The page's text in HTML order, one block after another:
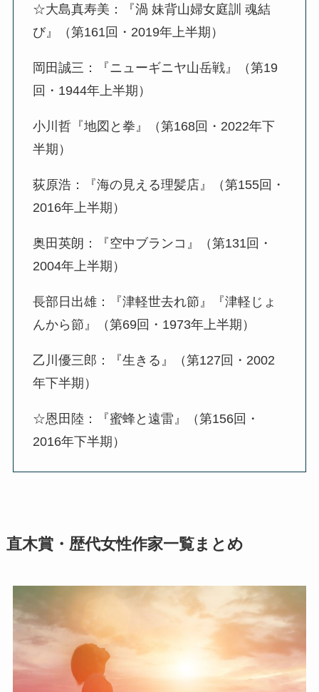
☆大島真寿美：『渦 妹背山婦女庭訓 魂結
び』（第161回・2019年上半期）
岡田誠三：『ニューギニヤ山岳戦』（第19
回・1944年上半期）
小川哲『地図と拳』（第168回・2022年下
半期）
荻原浩：『海の見える理髪店』（第155回・
2016年上半期）
奥田英朗：『空中ブランコ』（第131回・
2004年上半期）
長部日出雄：『津軽世去れ節』『津軽じょ
んから節』（第69回・1973年上半期）
乙川優三郎：『生きる』（第127回・2002
年下半期）
☆恩田陸：『蜜蜂と遠雷』（第156回・
2016年下半期）
直木賞・歴代女性作家一覧まとめ